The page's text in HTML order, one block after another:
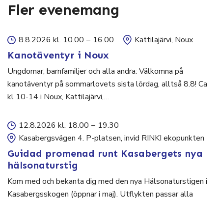
Fler evenemang
8.8.2026 kl. 10.00 – 16.00 Kattilajärvi, Noux
Kanotäventyr i Noux
Ungdomar, barnfamiljer och alla andra: Välkomna på
kanotäventyr på sommarlovets sista lördag, alltså 8.8! Ca
kl 10-14 i Noux, Kattilajärvi,…
12.8.2026 kl. 18.00 – 19.30
Kasabergsvägen 4. P-platsen, invid RINKI ekopunkten
Guidad promenad runt Kasabergets nya
hälsonaturstig
Kom med och bekanta dig med den nya Hälsonaturstigen i
Kasabergsskogen (öppnar i maj). Utflykten passar alla